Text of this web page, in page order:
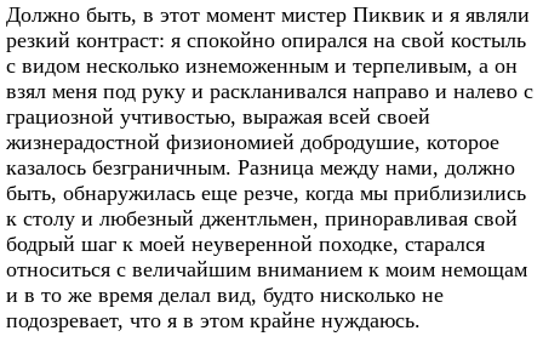
Должно быть, в этот момент мистер Пиквик и я являли
резкий контраст: я спокойно опирался на свой костыль
с видом несколько изнеможенным и терпеливым, а он
взял меня под руку и раскланивался направо и налево с
грациозной учтивостью, выражая всей своей
жизнерадостной физиономией добродушие, которое
казалось безграничным. Разница между нами, должно
быть, обнаружилась еще резче, когда мы приблизились
к столу и любезный джентльмен, приноравливая свой
бодрый шаг к моей неуверенной походке, старался
относиться с величайшим вниманием к моим немощам
и в то же время делал вид, будто нисколько не
подозревает, что я в этом крайне нуждаюсь.